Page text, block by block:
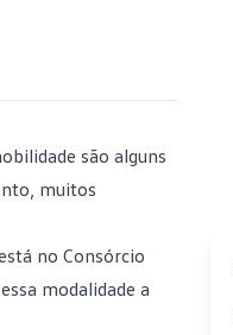
são alguns
muitos
no Consórcio
modalidade a